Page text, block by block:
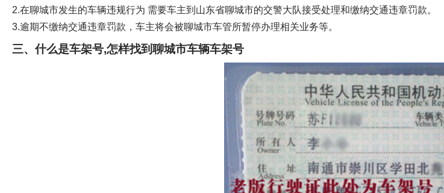
2.在聊城市发生的车辆违规行为 需要车主到山东省聊城市的交警大队接受处理和缴纳交通违章罚款。
3.逾期不缴纳交通违章罚款，车主将会被聊城市车管所暂停办理相关业务等。
三、什么是车架号,怎样找到聊城市车辆车架号